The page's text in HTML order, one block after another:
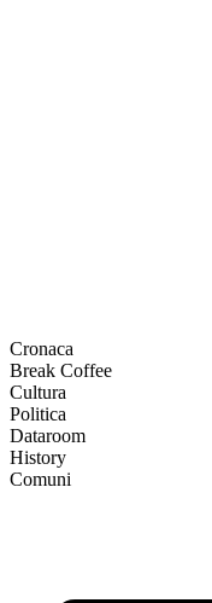
Cronaca
Break Coffee
Cultura
Politica
Dataroom
History
Comuni